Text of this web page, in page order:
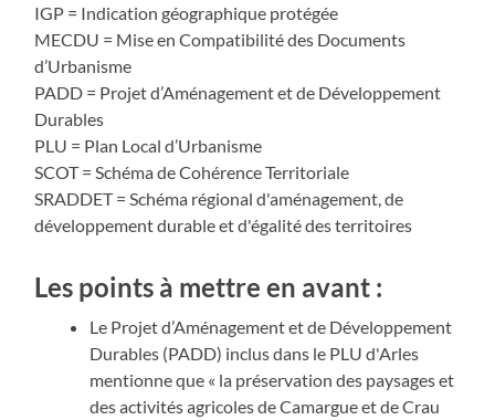
IGP = Indication géographique protégée
MECDU = Mise en Compatibilité des Documents
d’Urbanisme
PADD = Projet d’Aménagement et de Développement
Durables
PLU = Plan Local d’Urbanisme
SCOT = Schéma de Cohérence Territoriale
SRADDET = Schéma régional d'aménagement, de
développement durable et d'égalité des territoires
Les points à mettre en avant :
Le Projet d’Aménagement et de Développement
Durables (PADD) inclus dans le PLU d'Arles
mentionne que « la préservation des paysages et
des activités agricoles de Camargue et de Crau